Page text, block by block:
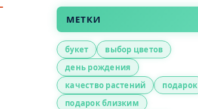
МЕТКИ
букет
выбор цветов
день рождения
качество растений
подарок
подарок близким